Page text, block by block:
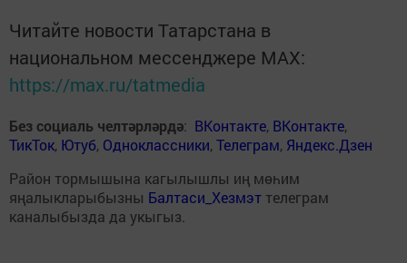
Читайте новости Татарстана в
национальном мессенджере MАХ:
https://max.ru/tatmedia
Без социаль челтәрләрдә: ВКонтакте, ВКонтакте,
ТикТок, Ютуб, Одноклассники,Телеграм, Яндекс.Дзен
Район тормышына кагылышлы иң мөһим
яңалыкларыбызны Балтаси_Хезмэт телеграм
каналыбызда да укыгыз.